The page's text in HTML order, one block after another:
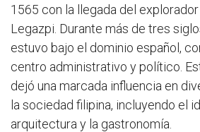
1565 con la llegada del
Legazpi. Durante más de tres
estuvo bajo el dominio español,
centro administrativo y político.
dejó una marcada influencia en
la sociedad filipina, incluyendo el
arquitectura y la gastronomía.